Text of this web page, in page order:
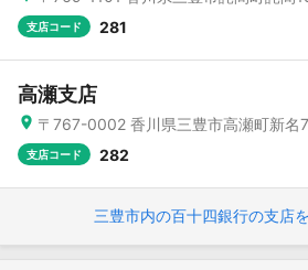
支店コード 281
高瀬支店
〒767-0002 香川県三豊市高瀬町新名
支店コード 282
三豊市内の百十四銀行の支店